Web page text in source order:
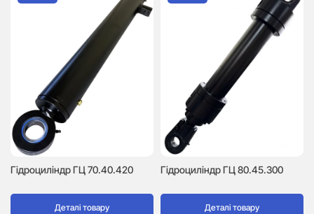
Гідроциліндр ГЦ 70.40.420
Деталі товару
Гідроциліндр ГЦ 80.45.300
Деталі товару